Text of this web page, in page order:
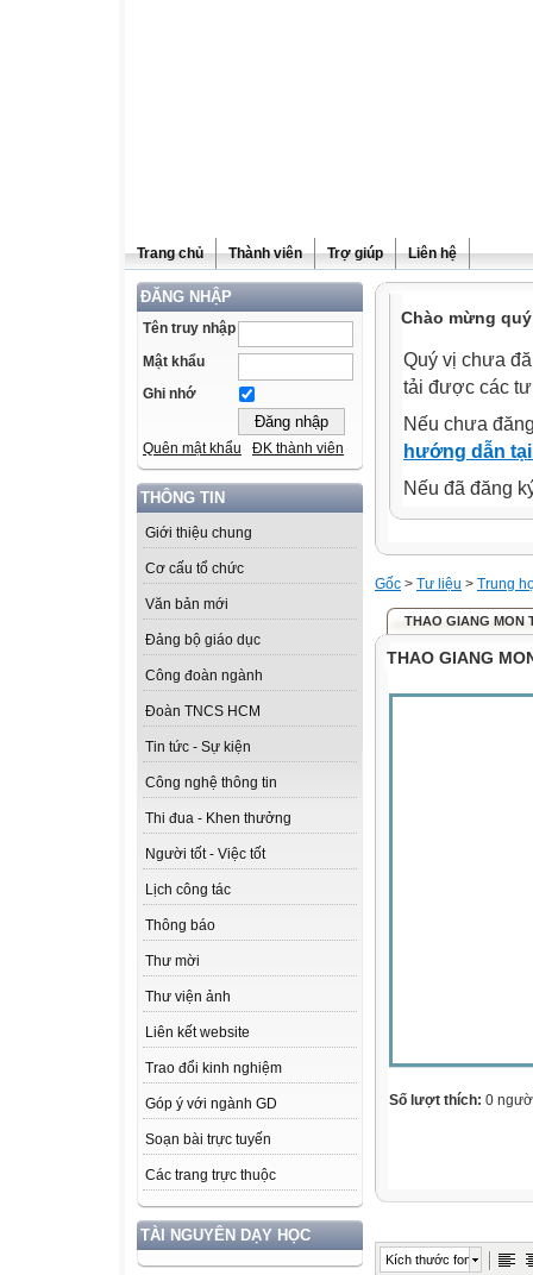
Trang chủ Thành viên Trợ giúp Liên hệ
ĐĂNG NHẬP
Tên truy nhập
Mật khẩu
Ghi nhớ
Quên mật khẩu ĐK thành viên
THÔNG TIN
Giới thiệu chung
Cơ cấu tổ chức
Văn bản mới
Đảng bộ giáo dục
Công đoàn ngành
Đoàn TNCS HCM
Tin tức - Sự kiện
Công nghệ thông tin
Thi đua - Khen thưởng
Người tốt - Việc tốt
Lịch công tác
Thông báo
Thư mời
Thư viện ảnh
Liên kết website
Trao đổi kinh nghiệm
Góp ý với ngành GD
Soạn bài trực tuyến
Các trang trực thuộc
TÀI NGUYÊN DẠY HỌC
Chào mừng
Quý vị chưa
tải được các
Nếu chưa
hướng dẫn
Nếu đã đăng
Gốc > Tư liệu > Trung
THAO GIANG MON
THAO GIANG
Số lượt thích: 0
Kích thước font